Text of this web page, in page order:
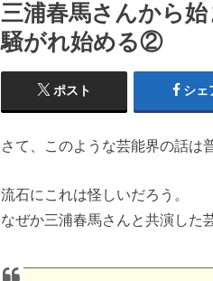
三浦春馬さんから
騒がれ始める②
ポスト シェ
さて、このような芸能界の話は
流石にこれは怪しいだろう。
なぜか三浦春馬さんと共演した